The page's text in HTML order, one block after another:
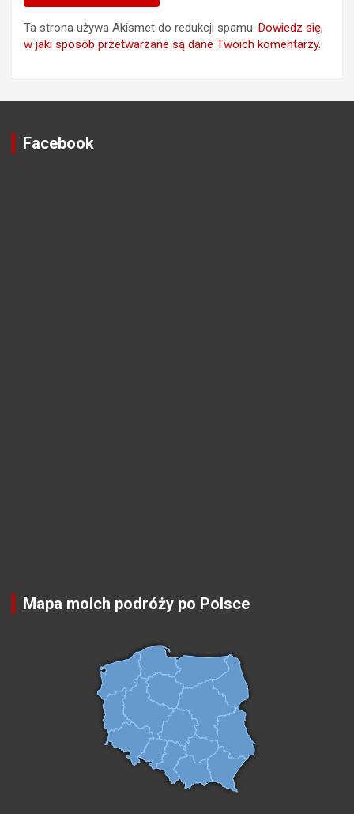
Ta strona używa Akismet do redukcji spamu. Dowiedz się,
w jaki sposób przetwarzane są dane Twoich komentarzy.
Facebook
Mapa moich podróży po Polsce